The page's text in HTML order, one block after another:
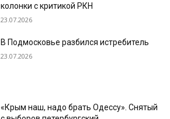
колонки с критикой РКН
23.07.2026
В Подмосковье разбился истребитель
23.07.2026
«Крым наш, надо брать Одессу». Снятый